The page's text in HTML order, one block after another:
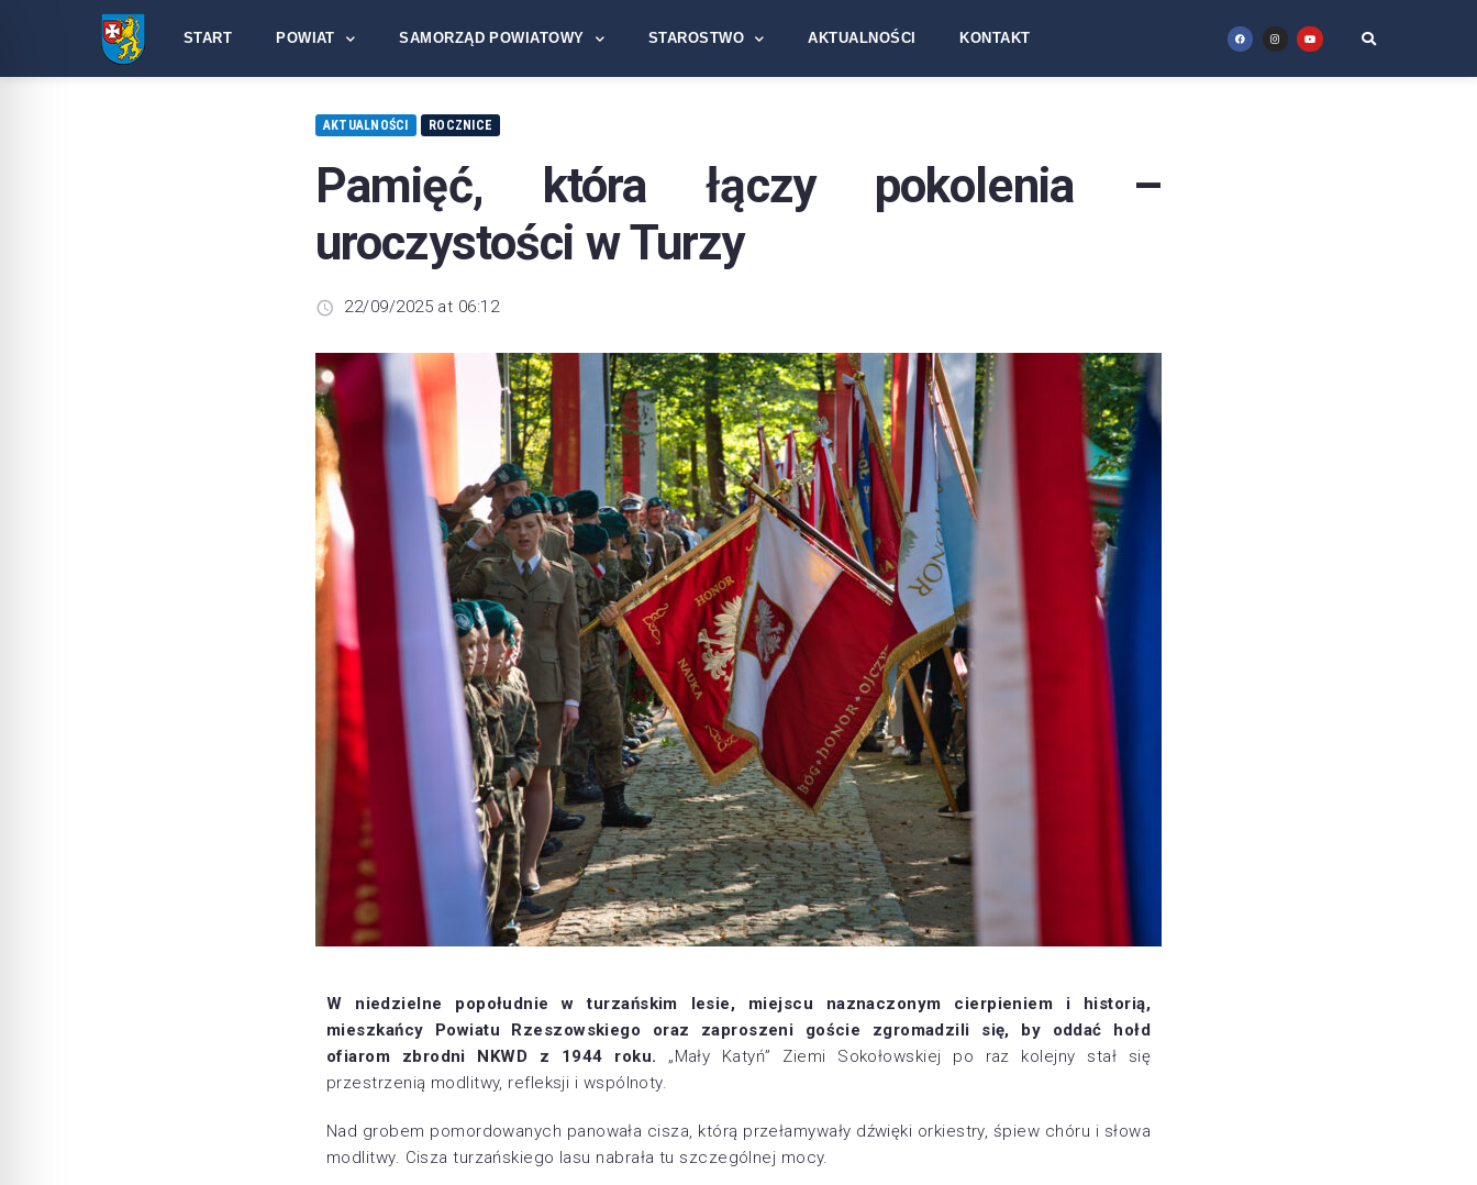
START POWIAT SAMORZĄD POWIATOWY STAROSTWO AKTUALNOŚCI KONTAKT
AKTUALNOŚCI ROCZNICE
Pamięć, która łączy pokolenia –
uroczystości w Turzy
22/09/2025 at 06:12
W niedzielne popołudnie w turzańskim lesie, miejscu naznaczonym cierpieniem i historią,
mieszkańcy Powiatu Rzeszowskiego oraz zaproszeni goście zgromadzili się, by oddać hołd
ofiarom zbrodni NKWD z 1944 roku. „Mały Katyń” Ziemi Sokołowskiej po raz kolejny stał się
przestrzenią modlitwy, refleksji i wspólnoty.
Nad grobem pomordowanych panowała cisza, którą przełamywały dźwięki orkiestry, śpiew chóru i słowa
modlitwy. Cisza turzańskiego lasu nabrała tu szczególnej mocy.